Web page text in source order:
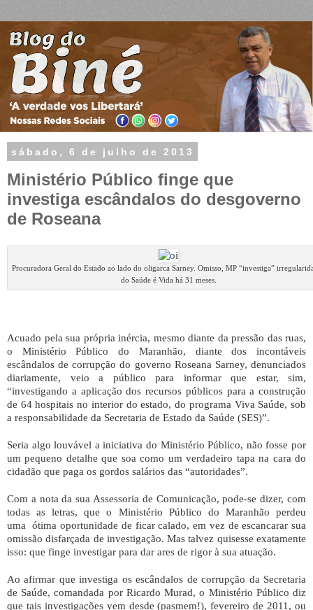
sábado, 6 de julho de 2013
Ministério Público finge que
investiga escândalos do desgoverno
de Roseana
Procuradora Geral do Estado ao lado do oligarca Sarney. Omisso, MP “investiga”
do Saúde é Vida há 31 meses.
Acuado pela sua própria inércia, mesmo diante da pressão das ruas,
o Ministério Público do Maranhão, diante dos incontáveis
escândalos de corrupção do governo Roseana Sarney, denunciados
diariamente, veio a público para informar que estar, sim,
“investigando a aplicação dos recursos públicos para a construção
de 64 hospitais no interior do estado, do programa Viva Saúde, sob
a responsabilidade da Secretaria de Estado da Saúde (SES)”.
Seria algo louvável a iniciativa do Ministério Público, não fosse por
um pequeno detalhe que soa como um verdadeiro tapa na cara do
cidadão que paga os gordos salários das “autoridades”.
Com a nota da sua Assessoria de Comunicação, pode-se dizer, com
todas as letras, que o Ministério Público do Maranhão perdeu
uma ótima oportunidade de ficar calado, em vez de escancarar sua
omissão disfarçada de investigação. Mas talvez quisesse exatamente
isso: que finge investigar para dar ares de rigor à sua atuação.
Ao afirmar que investiga os escândalos de corrupção da Secretaria
de Saúde, comandada por Ricardo Murad, o Ministério Público diz
que tais investigações vem desde (pasmem!), fevereiro de 2011, ou